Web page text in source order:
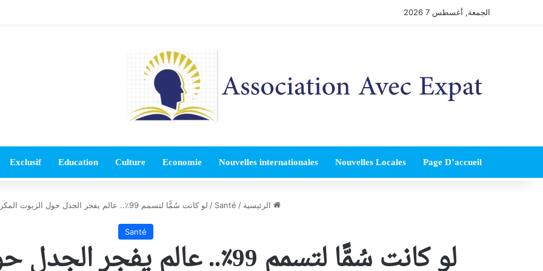
الجمعة, أغسطس 7 2026
Page D’accueil
Nouvelles Locales
Nouvelles internationales
Economie
Culture
Education
Exclusif
الرئيسية /
Santé
/ لو كانت سُمًّا لتسمم 99٪.. عالم يفجر الجدل حول الزيوت المكررة
Santé
لو كانت سُمًّا لتسمم 99٪.. عالم يفجر الجدل حول الزيوت المكررة